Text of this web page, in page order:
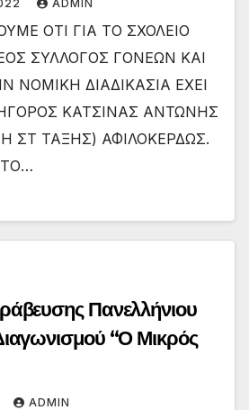
ADMIN
ΟΤΙ ΓΙΑ ΤΟ ΣΧΟΛΕΙΟ
ΣΥΛΛΟΓΟΣ ΓΟΝΕΩΝ ΚΑΙ
ΔΙΑΔΙΚΑΣΙΑ ΕΧΕΙ
ΚΑΤΣΙΝΑΣ ΑΝΤΩΝΗΣ
ΣΤ ΤΑΞΗΣ) ΑΦΙΛΟΚΕΡΔΩΣ.
ΤΟ…
Πανελλήνιου
“Ο Μικρός
ADMIN